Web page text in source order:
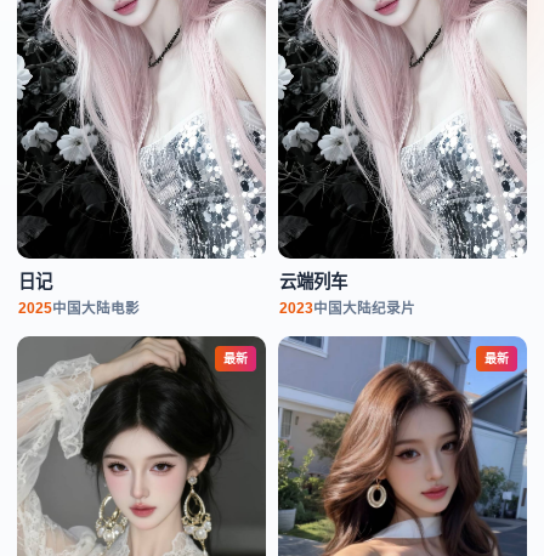
日记
2025中国大陆电影
云端列车
2023中国大陆纪录片
最新 最新